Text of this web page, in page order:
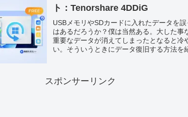
ト：Tenorshare 4DDiG
USBメモリやSDカードに入れたデータを
はあるだろうか？僕は当然ある。大した事
重要なデータが消えてしまったとなると冷
い。そういうときにデータ復旧する方法を
スポンサーリンク